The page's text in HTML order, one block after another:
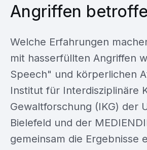
Angriffen
Welche Erfahrungen
mit hasserfüllten Angriffen
Speech" und körperlichen
Institut für Interdisziplinäre
Gewaltforschung (IKG) der
Bielefeld und der
gemeinsam die Ergebnisse